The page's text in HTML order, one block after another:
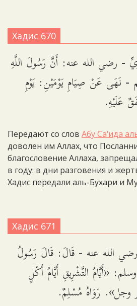
Хадис 670
- رضي الله عنه: أَنَّ رَسُولَ اللَّهِ
- نَهَى عَنْ صِيَامِ يَوْمَيْنِ: يَوْمِ
عَلَيْهِ.
Передают со слов Абу Са‘ида
доволен им Аллах, что
благословение Аллаха,
в году: в дни разговения и
Хадис передали аль-Бухари и
Хадис 671
الله عنه - قَالَ: قَالَ رَسُولُ
«أَيَّامُ التَّشْرِيقِ أَيَّامُ أَكْلٍ
رَوَاهُ مُسْلِمٌ.